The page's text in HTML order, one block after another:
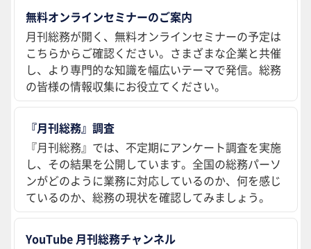
無料オンラインセミナーのご案内
月刊総務が開く、無料オンラインセミナーの予定は
こちらからご確認ください。さまざまな企業と共催
し、より専門的な知識を幅広いテーマで発信。総務
の皆様の情報収集にお役立てください。
『月刊総務』調査
『月刊総務』では、不定期にアンケート調査を実施
し、その結果を公開しています。全国の総務パーソ
ンがどのように業務に対応しているのか、何を感じ
ているのか、総務の現状を確認してみましょう。
YouTube 月刊総務チャンネル